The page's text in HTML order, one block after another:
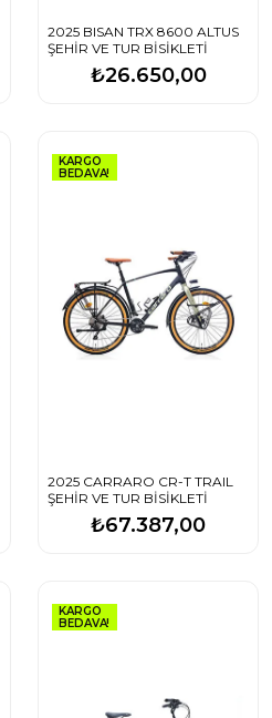
2025 BISAN TRX 8600 ALTUS
ŞEHİR VE TUR BİSİKLETİ
₺26.650,00
KARGO
BEDAVA!
2025 CARRARO CR-T TRAIL
ŞEHİR VE TUR BİSİKLETİ
₺67.387,00
KARGO
BEDAVA!